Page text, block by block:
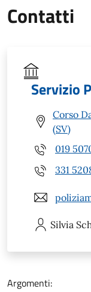
Contatti
Servizio
Corso
(SV)
019
331
Silvia
Argomenti: